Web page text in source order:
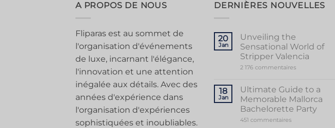
A PROPOS DE NOUS
Fliparas est au sommet de
l'organisation d'événements
de luxe, incarnant l'élégance,
l'innovation et une attention
inégalée aux détails. Avec des
années d'expérience dans
l'organisation d'expériences
sophistiquées et inoubliables.
DERNIÈRES NOUVELLES
20
Jan
Unveiling the
Sensational World of
Stripper Valencia
2 176 commentairessur
Sensational
World
of
Stripper
Valencia
18
Jan
Ultimate Guide to a
Memorable Mallorca
Bachelorette Party
451 commentairessur